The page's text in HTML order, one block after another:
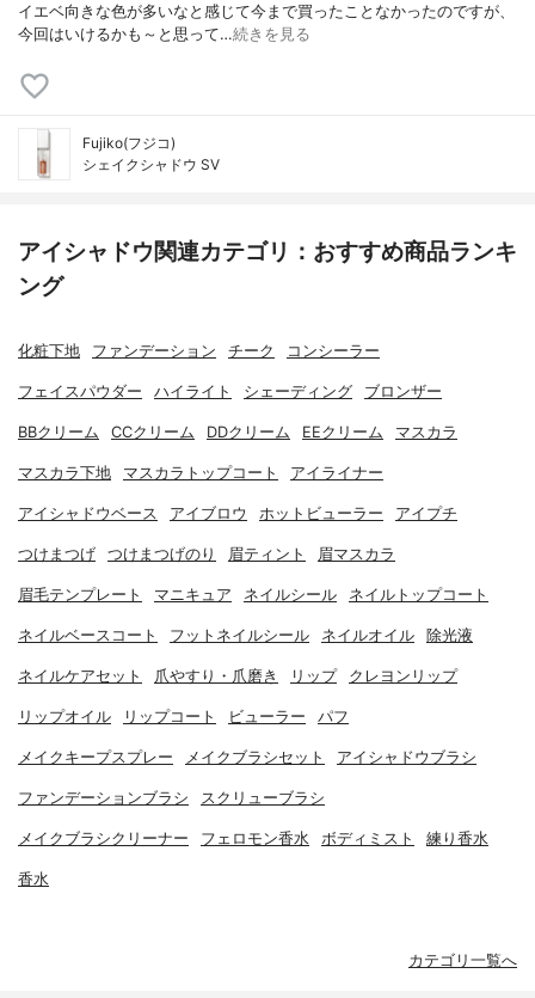
イエベ向きな色が多いなと感じて今まで買ったことなかったのですが、
今回はいけるかも～と思って…続きを見る
Fujiko(フジコ)
シェイクシャドウ SV
アイシャドウ関連カテゴリ：おすすめ商品ランキ
ング
化粧下地 ファンデーション チーク コンシーラー
フェイスパウダー ハイライト シェーディング ブロンザー
BBクリーム CCクリーム DDクリーム EEクリーム マスカラ
マスカラ下地 マスカラトップコート アイライナー
アイシャドウベース アイブロウ ホットビューラー アイプチ
つけまつげ つけまつげのり 眉ティント 眉マスカラ
眉毛テンプレート マニキュア ネイルシール ネイルトップコート
ネイルベースコート フットネイルシール ネイルオイル 除光液
ネイルケアセット 爪やすり・爪磨き リップ クレヨンリップ
リップオイル リップコート ビューラー パフ
メイクキープスプレー メイクブラシセット アイシャドウブラシ
ファンデーションブラシ スクリューブラシ
メイクブラシクリーナー フェロモン香水 ボディミスト 練り香水
香水
カテゴリ一覧へ